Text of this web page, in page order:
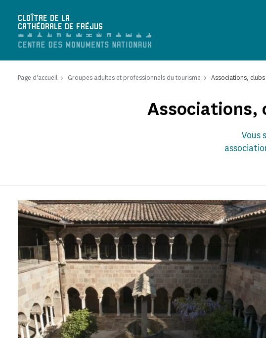
CLOÎTRE DE LA
CATHÉDRALE DE FRÉJUS
Page d'accueil Groupes adultes et professionnels du tourisme Associations,
Associations,
Vous